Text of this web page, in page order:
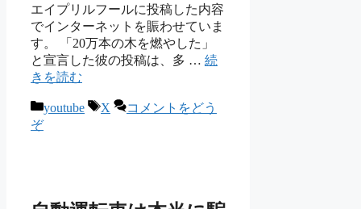
エイプリルフールに投稿した内容
でインターネットを賑わせていま
す。 「20万本の木を燃やした」
と宣言した彼の投稿は、多 … 続
きを読む
カ
テ
youtube
タ
X
コメントをどう
ぞ